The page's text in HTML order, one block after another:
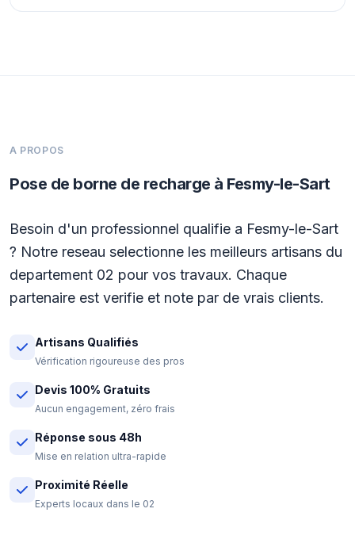
A PROPOS
Pose de borne de recharge à Fesmy-le-Sart
Besoin d'un professionnel qualifie a Fesmy-le-Sart
? Notre reseau selectionne les meilleurs artisans du
departement 02 pour vos travaux. Chaque
partenaire est verifie et note par de vrais clients.
Artisans Qualifiés
Vérification rigoureuse des pros
Devis 100% Gratuits
Aucun engagement, zéro frais
Réponse sous 48h
Mise en relation ultra-rapide
Proximité Réelle
Experts locaux dans le 02